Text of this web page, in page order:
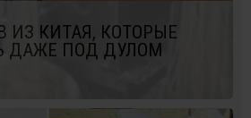
ИЗ КИТАЯ, КОТОРЫЕ
ДАЖЕ ПОД ДУЛОМ